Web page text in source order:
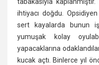
ihtiyacı doğdu.
sert kayalarda bunun
yumuşak kolay
yapacaklarına
kucak açtı. Binlerce yıl